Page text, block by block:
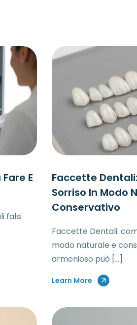
E
falsi
Faccette
Sorriso In Modo
Conservativo
Faccette Dentali:
modo naturale e
armonioso può […]
Learn More